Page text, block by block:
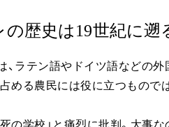
歴史は19世紀に遡
ラテン語やドイツ語などの外
める農民には役に立つもので
の学校」と痛烈に批判。大事